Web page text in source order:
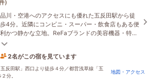
)
品川・空港へのアクセスにも優れた五反田駅から徒
歩4分。近隣にコンビニ・スーパー・飲食店もある便
利かつ静かな立地。ReFaブランドの美容機器・特別
アメニティを揃えたReFaルームも是非ご利用くださ
2名がこの宿を見ています
4時間前に予約されました
反田駅」西口より徒歩４分／都営浅草線「五
分。
地図・アクセス